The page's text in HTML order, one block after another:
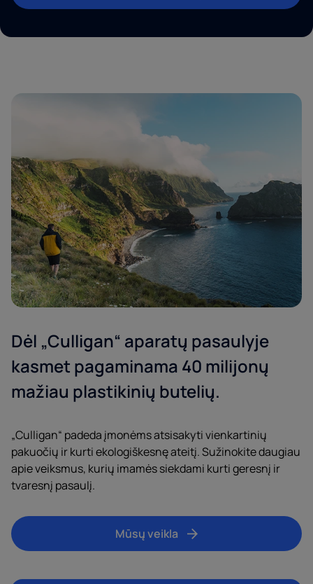
Įmonė*
El. paštas
Dėl „Culligan“ aparatų pasaulyje
kasmet pagaminama 40 milijonų
mažiau plastikinių butelių.
„Culligan“ padeda įmonėms atsisakyti vienkartinių
pakuočių ir kurti ekologiškesnę ateitį. Sužinokite daugiau
apie veiksmus, kurių imamės siekdami kurti geresnį ir
tvaresnį pasaulį.
Mūsų veikla